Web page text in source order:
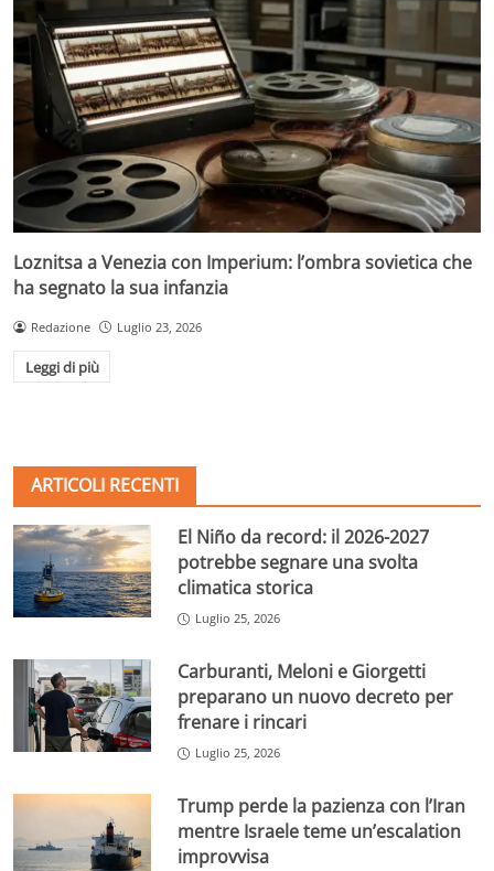
Loznitsa a Venezia con Imperium: l’ombra sovietica che
ha segnato la sua infanzia
Redazione Luglio 23, 2026
Leggi di più
ARTICOLI RECENTI
El Niño da record: il 2026-2027
potrebbe segnare una svolta
climatica storica
Luglio 25, 2026
Carburanti, Meloni e Giorgetti
preparano un nuovo decreto per
frenare i rincari
Luglio 25, 2026
Trump perde la pazienza con l’Iran
mentre Israele teme un’escalation
improvvisa